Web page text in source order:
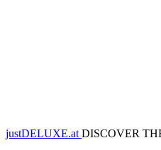
justDELUXE.at DISCOVER